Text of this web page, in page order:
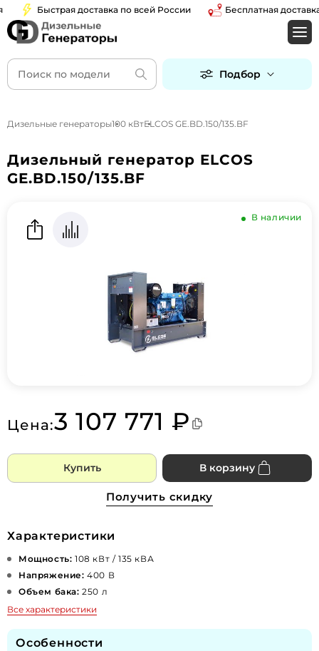
Быстрая доставка по всей России Бесплатная доставка
Подбор
Дизельные генераторы100 кВтELCOS GE.BD.150/135.BF
Дизельный генератор ELCOS
GE.BD.150/135.BF
В наличии
Цена:3 107 771 ₽
Купить В корзину
Получить скидку
Характеристики
Мощность: 108 кВт / 135 кВА
Напряжение: 400 В
Объем бака: 250 л
Все характеристики
Особенности